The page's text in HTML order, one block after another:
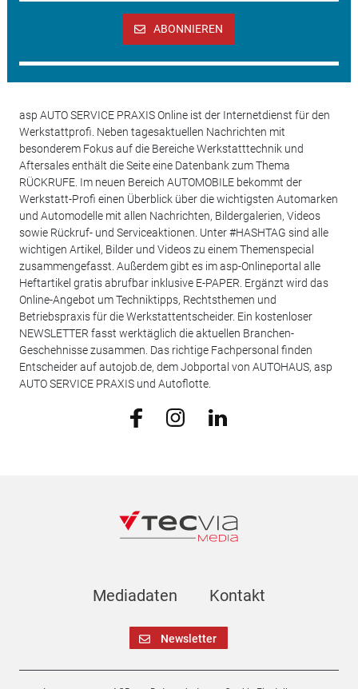
ABONNIEREN
asp AUTO SERVICE PRAXIS Online ist der Internetdienst für den
Werkstattprofi. Neben tagesaktuellen Nachrichten mit
besonderem Fokus auf die Bereiche Werkstatttechnik und
Aftersales enthält die Seite eine Datenbank zum Thema
RÜCKRUFE. Im neuen Bereich AUTOMOBILE bekommt der
Werkstatt-Profi einen Überblick über die wichtigsten Automarken
und Automodelle mit allen Nachrichten, Bildergalerien, Videos
sowie Rückruf- und Serviceaktionen. Unter #HASHTAG sind alle
wichtigen Artikel, Bilder und Videos zu einem Themenspecial
zusammengefasst. Außerdem gibt es im asp-Onlineportal alle
Heftartikel gratis abrufbar inklusive E-PAPER. Ergänzt wird das
Online-Angebot um Techniktipps, Rechtsthemen und
Betriebspraxis für die Werkstattentscheider. Ein kostenloser
NEWSLETTER fasst werktäglich die aktuellen Branchen-
Geschehnisse zusammen. Das richtige Fachpersonal finden
Entscheider auf autojob.de, dem Jobportal von AUTOHAUS, asp
AUTO SERVICE PRAXIS und Autoflotte.
Mediadaten Kontakt
Newsletter